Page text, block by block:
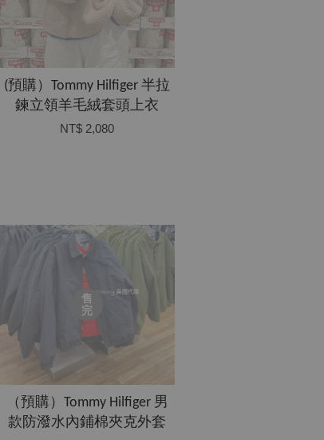
(預購）Tommy Hilfiger 半拉
鍊立領羊毛絨套頭上衣
NT$ 2,080
售
完
（預購）Tommy Hilfiger 男
款防潑水內鋪棉夾克外套